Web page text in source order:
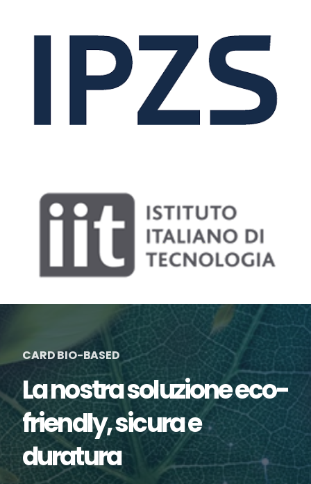
CARD BIO-BASED
La nostra soluzione eco-
friendly, sicura e
duratura